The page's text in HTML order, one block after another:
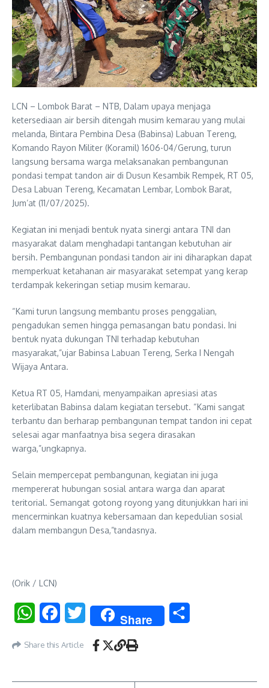
LCN – Lombok Barat – NTB, Dalam upaya menjaga
ketersediaan air bersih ditengah musim kemarau yang mulai
melanda, Bintara Pembina Desa (Babinsa) Labuan Tereng,
Komando Rayon Militer (Koramil) 1606-04/Gerung, turun
langsung bersama warga melaksanakan pembangunan
pondasi tempat tandon air di Dusun Kesambik Rempek, RT 05,
Desa Labuan Tereng, Kecamatan Lembar, Lombok Barat,
Jum’at (11/07/2025).
Kegiatan ini menjadi bentuk nyata sinergi antara TNI dan
masyarakat dalam menghadapi tantangan kebutuhan air
bersih. Pembangunan pondasi tandon air ini diharapkan dapat
memperkuat ketahanan air masyarakat setempat yang kerap
terdampak kekeringan setiap musim kemarau.
“Kami turun langsung membantu proses penggalian,
pengadukan semen hingga pemasangan batu pondasi. Ini
bentuk nyata dukungan TNI terhadap kebutuhan
masyarakat,”ujar Babinsa Labuan Tereng, Serka I Nengah
Wijaya Antara.
Ketua RT 05, Hamdani, menyampaikan apresiasi atas
keterlibatan Babinsa dalam kegiatan tersebut. “Kami sangat
terbantu dan berharap pembangunan tempat tandon ini cepat
selesai agar manfaatnya bisa segera dirasakan
warga,”ungkapnya.
Selain mempercepat pembangunan, kegiatan ini juga
mempererat hubungan sosial antara warga dan aparat
teritorial. Semangat gotong royong yang ditunjukkan hari ini
mencerminkan kuatnya kebersamaan dan kepedulian sosial
dalam membangun Desa,”tandasnya.
(Orik / LCN)
WhatsAppFacebookTwitter Share
Share this Article